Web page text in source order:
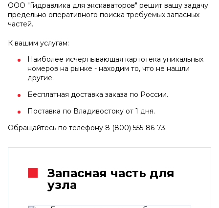
ООО "Гидравлика для экскаваторов" решит вашу задачу
предельно оперативного поиска требуемых запасных
частей.
К вашим услугам:
Наиболее исчерпывающая картотека уникальных
номеров на рынке - находим то, что не нашли
другие.
Бесплатная доставка заказа по России.
Поставка по Владивостоку от 1 дня.
Обращайтесь по телефону 8 (800) 555-86-73.
Запасная часть для
узла